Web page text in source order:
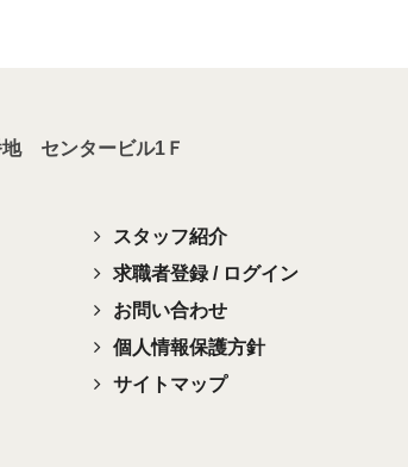
センタービル1Ｆ
スタッフ紹介
求職者登録 / ログイン
お問い合わせ
個人情報保護方針
サイトマップ